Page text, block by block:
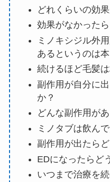
どれくらいの効
効果がなかった
ミノキシジル外
あるというのは本
続けるほど毛髪
副作用が自分に
か？
どんな副作用が
ミノタブは飲ん
副作用が出たら
EDになったらど
いつまで治療を